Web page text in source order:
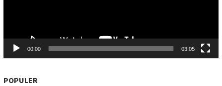
00:00 03:05
POPULER